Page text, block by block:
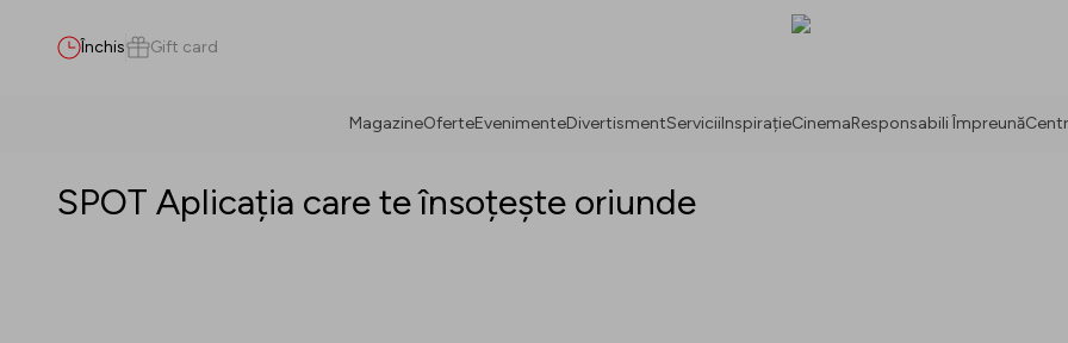
Închis Gift card
MagazineOferteEvenimenteDivertismentServiciiInspirațieCinemaResponsabili Împreună
SPOT Aplicația care te însoțește oriunde